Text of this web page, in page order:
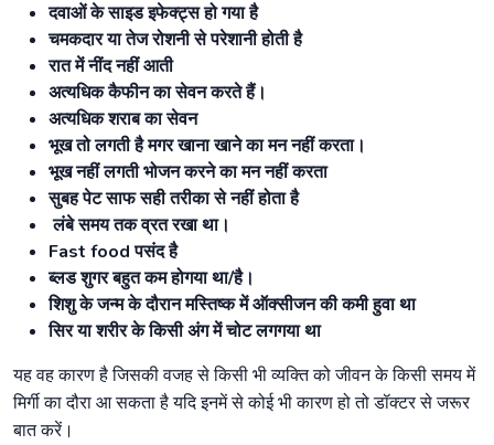
दवाओं के साइड इफेक्ट्स हो गया है
चमकदार या तेज रोशनी से परेशानी होती है
रात में नींद नहीं आती
अत्यधिक कैफीन का सेवन करते हैं।
अत्यधिक शराब का सेवन
भूख तो लगती है मगर खाना खाने का मन नहीं करता।
भूख नहीं लगती भोजन करने का मन नहीं करता
सुबह पेट साफ सही तरीका से नहीं होता है
लंबे समय तक व्रत रखा था।
Fast food पसंद है
ब्लड शुगर बहुत कम होगया था/है।
शिशु के जन्म के दौरान मस्तिष्क में ऑक्सीजन की कमी हुवा था
सिर या शरीर के किसी अंग में चोट लगगया था
यह वह कारण है जिसकी वजह से किसी भी व्यक्ति को जीवन के किसी समय में
मिर्गी का दौरा आ सकता है यदि इनमें से कोई भी कारण हो तो डॉक्टर से जरूर
बात करें।